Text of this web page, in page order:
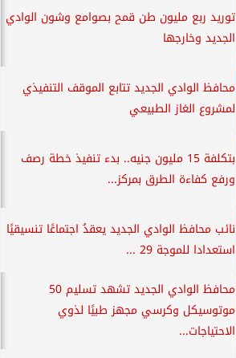
توريد ربع مليون طن قمح بصوامع وشون الوادي
الجديد وخارجها
محافظ الوادي الجديد تتابع الموقف التنفيذي
لمشروع الغاز الطبيعي
بتكلفة 15 مليون جنيه.. بدء تنفيذ خطة رصف
ورفع كفاءة الطرق بمركز...
نائب محافظ الوادي الجديد يعقدُ اجتماعًا تنسيقيًا
استعدادا للموجة 29 ...
محافظ الوادي الجديد تشهد تسليم 50
موتوسيكل وكرسي مجهز طبيًا لذوي
الاحتياجات...